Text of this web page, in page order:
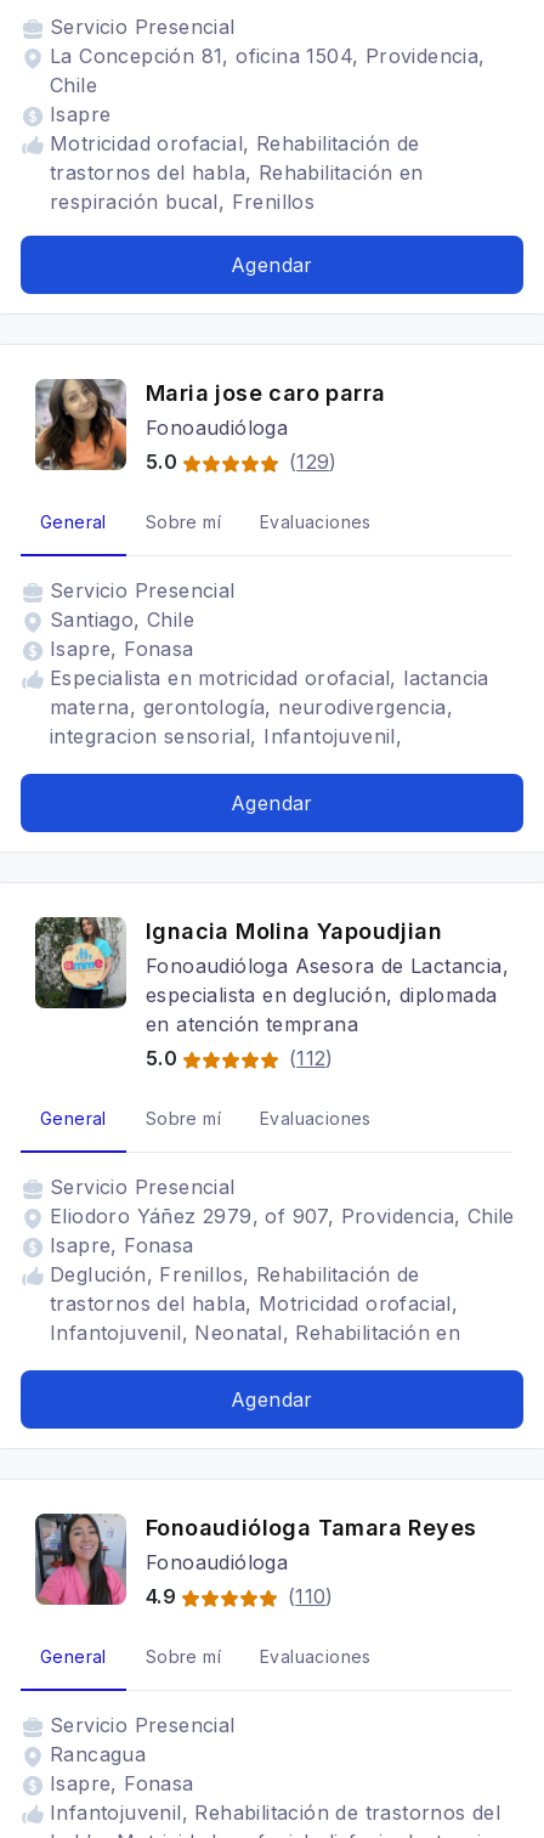
Servicio Presencial
La Concepción 81, oficina 1504, Providencia,
Chile
Isapre
Motricidad orofacial, Rehabilitación de
trastornos del habla, Rehabilitación en
respiración bucal, Frenillos
Agendar
Maria jose caro parra
Fonoaudióloga
5.0
(129)
General Sobre mí Evaluaciones
Servicio Presencial
Santiago, Chile
Isapre, Fonasa
Especialista en motricidad orofacial, lactancia
materna, gerontología, neurodivergencia,
integracion sensorial, Infantojuvenil,
Rehabilitación en respiración bucal
Agendar
Ignacia Molina Yapoudjian
Fonoaudióloga Asesora de Lactancia,
especialista en deglución, diplomada
en atención temprana
5.0
(112)
General Sobre mí Evaluaciones
Servicio Presencial
Eliodoro Yáñez 2979, of 907, Providencia, Chile
Isapre, Fonasa
Deglución, Frenillos, Rehabilitación de
trastornos del habla, Motricidad orofacial,
Infantojuvenil, Neonatal, Rehabilitación en
Agendar
Fonoaudióloga Tamara Reyes
Fonoaudióloga
4.9
(110)
General Sobre mí Evaluaciones
Servicio Presencial
Rancagua
Isapre, Fonasa
Infantojuvenil, Rehabilitación de trastornos del